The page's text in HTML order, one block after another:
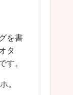
を書
タ
す。
。